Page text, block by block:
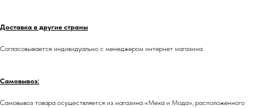
Доставка в другие страны
Согласовывается индивидуально с менеджером интернет магазина.
Самовывоз:
Самовывоз товара осуществляется из магазина «Меха и Мода», расположенного